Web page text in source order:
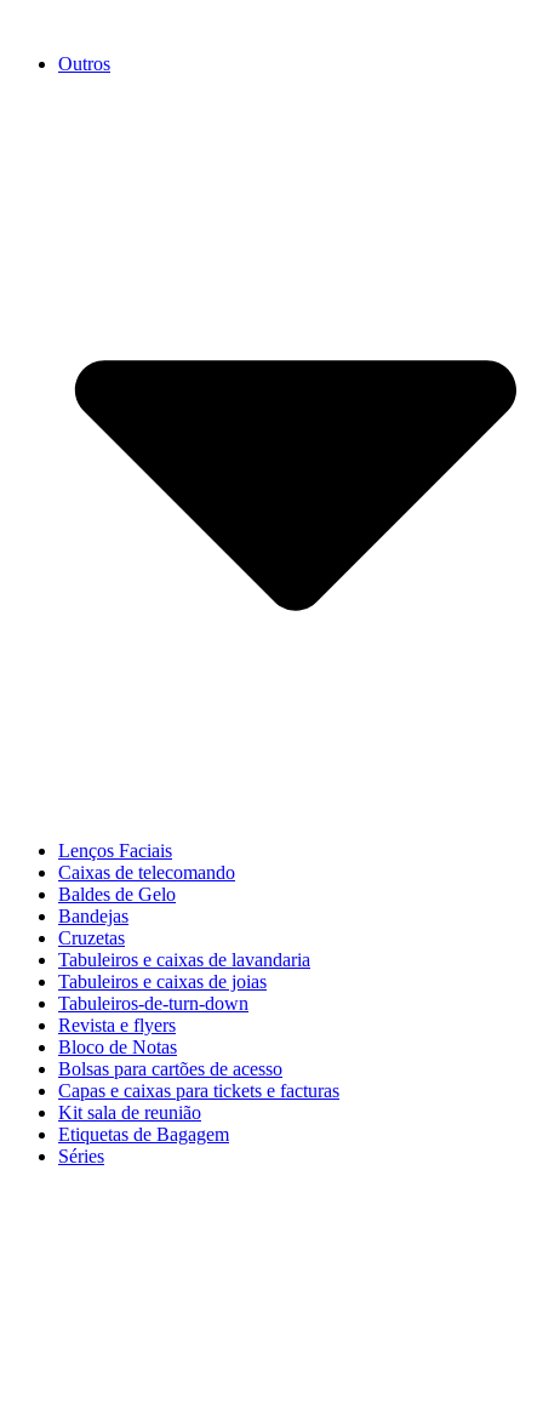
Outros
Lenços Faciais
Caixas de telecomando
Baldes de Gelo
Bandejas
Cruzetas
Tabuleiros e caixas de lavandaria
Tabuleiros e caixas de joias
Tabuleiros-de-turn-down
Revista e flyers
Bloco de Notas
Bolsas para cartões de acesso
Capas e caixas para tickets e facturas
Kit sala de reunião
Etiquetas de Bagagem
Séries